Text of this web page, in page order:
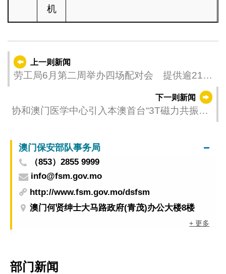
机
上一则新闻
劳工局6月第二周举办四场配对会 提供逾210
下一则新闻
协和澳门医学中心引入本澳首台“3T磁力共振模
澳门保安部队事务局
（853）2855 9999
info@fsm.gov.mo
http://www.fsm.gov.mo/dsfsm
澳门何贤绅士大马路政府(青茂)办公大楼8楼
+ 更多
部门新闻